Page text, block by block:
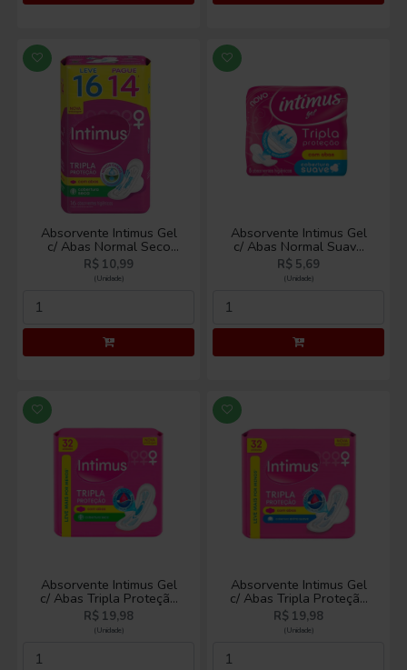
Absorvente Intimus Gel
c/ Abas Normal Seco
Leve 16 Pague 14
R$ 10,99
(Unidade)
Absorvente Intimus Gel
c/ Abas Normal Suave
c/8
R$ 5,69
(Unidade)
Absorvente Intimus Gel
c/ Abas Tripla Proteção
Seca c/ 32
R$ 19,98
(Unidade)
Absorvente Intimus Gel
c/ Abas Tripla Proteção
Suave c/32
R$ 19,98
(Unidade)